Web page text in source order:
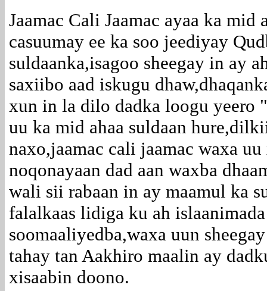
Jaamac Cali Jaamac ayaa ka
casuumay ee ka soo jeediyay
suldaanka,isagoo sheegay in ay
saxiibo aad iskugu
xun in la dilo dadka loogu
uu ka mid ahaa suldaan
naxo,jaamac cali jaamac waxa
noqonayaan dad aan waxba
wali sii rabaan in ay maamul ka
falalkaas lidiga ku ah
soomaaliyedba,waxa uun
tahay tan Aakhiro maalin ay
xisaabin doono.